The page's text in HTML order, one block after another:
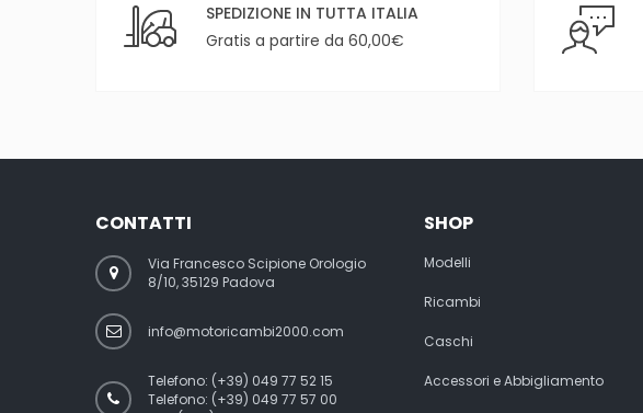
SPEDIZIONE IN TUTTA ITALIA
Gratis a partire da 60,00€
CONTATTI
Via Francesco Scipione Orologio
8/10, 35129 Padova
info@motoricambi2000.com
Telefono: (+39) 049 77 52 15
Telefono: (+39) 049 77 57 00
SHOP
Modelli
Ricambi
Caschi
Accessori e Abbigliamento